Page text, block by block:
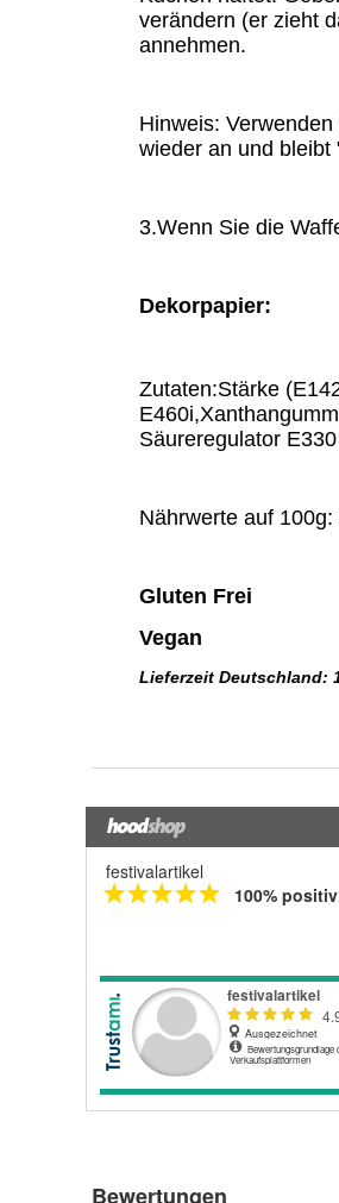
festivalartikel
100% positiv
Bewertungen